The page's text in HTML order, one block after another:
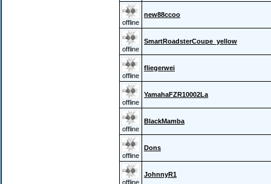
offline
new88ccoo
offline
SmartRoadsterCoupe_yellow
offline
fliegerwei
offline
YamahaFZR10002La
offline
BlackMamba
offline
Dons
offline
JohnnyR1